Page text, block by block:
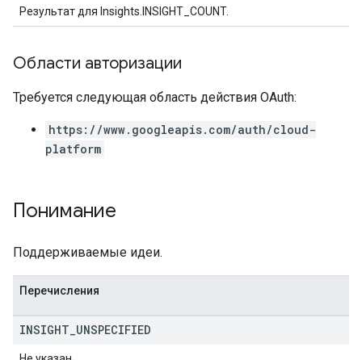
Результат для Insights.INSIGHT_COUNT.
Области авторизации
Требуется следующая область действия OAuth:
https://www.googleapis.com/auth/cloud-
platform
Понимание
Поддерживаемые идеи.
Перечисления
INSIGHT UNSPECIFIED